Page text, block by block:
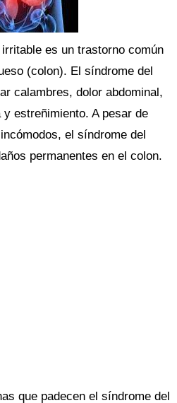
es un trastorno común
(colon). El síndrome del
calambres, dolor abdominal,
estreñimiento. A pesar de
el síndrome del
permanentes en el colon.
que padecen el síndrome del